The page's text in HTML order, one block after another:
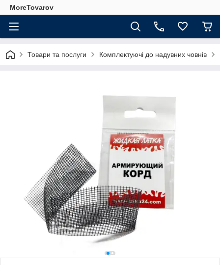
MoreTovarov
Товари та послуги Комплектуючі до надувних човнів